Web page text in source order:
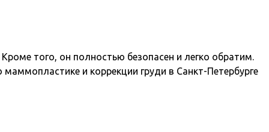
того, он полностью безопасен и легко обратим.
и коррекции груди в Санкт-Петербурге